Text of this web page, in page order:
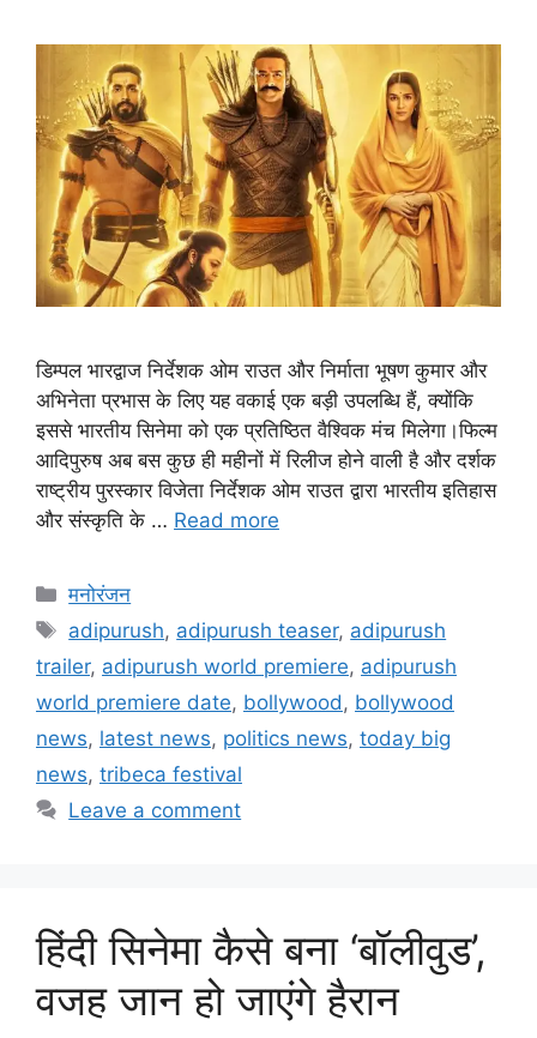
डिम्पल भारद्वाज निर्देशक ओम राउत और निर्माता भूषण कुमार और
अभिनेता प्रभास के लिए यह वकाई एक बड़ी उपलब्धि हैं, क्योंकि
इससे भारतीय सिनेमा को एक प्रतिष्ठित वैश्विक मंच मिलेगा।फिल्म
आदिपुरुष अब बस कुछ ही महीनों में रिलीज होने वाली है और दर्शक
राष्ट्रीय पुरस्कार विजेता निर्देशक ओम राउत द्वारा भारतीय इतिहास
और संस्कृति के … Read more
मनोरंजन
adipurush, adipurush teaser, adipurush
trailer, adipurush world premiere, adipurush
world premiere date, bollywood , bollywood
news, latest news, politics news, today big
news, tribeca festival
Leave a comment
हिंदी सिनेमा कैसे बना ‘बॉलीवुड’,
वजह जान हो जाएंगे हैरान